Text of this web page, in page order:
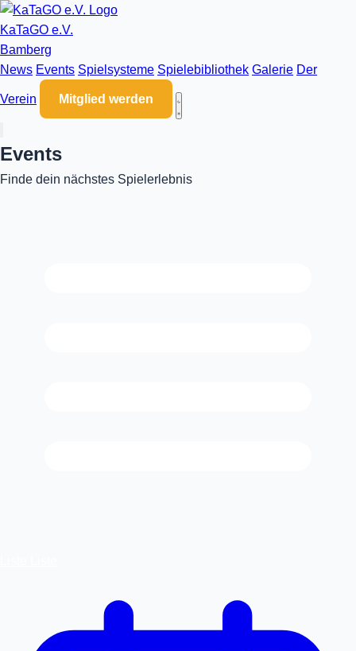
Zum Inhalt springen
KaTaGO e.V.
Bamberg
News Events Spielsysteme Spielebibliothek Galerie Der
Verein Mitglied werden
Events
Finde dein nächstes Spielerlebnis